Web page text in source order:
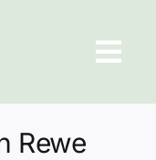
Rewe